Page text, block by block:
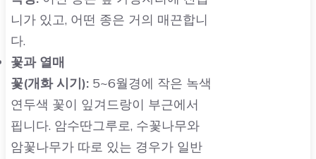
니가 있고, 어떤 종은 거의 매끈합니
다.
꽃과 열매
꽃(개화 시기): 5~6월경에 작은 녹색
연두색 꽃이 잎겨드랑이 부근에서
핍니다. 암수딴그루로, 수꽃나무와
암꽃나무가 따로 있는 경우가 일반